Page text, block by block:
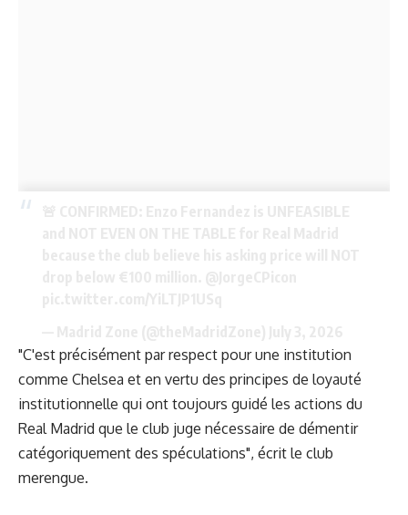
"C'est précisément par respect pour une institution
comme Chelsea et en vertu des principes de loyauté
institutionnelle qui ont toujours guidé les actions du
Real Madrid que le club juge nécessaire de démentir
catégoriquement des spéculations", écrit le club
merengue.